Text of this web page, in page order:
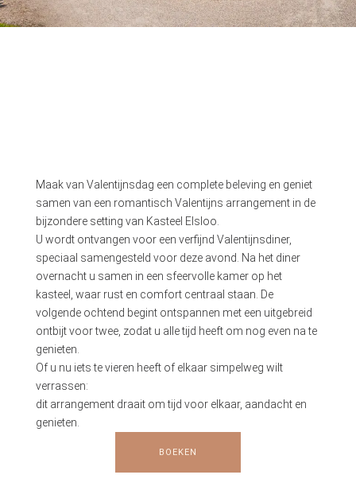
Maak van Valentijnsdag een complete beleving en geniet
samen van een romantisch Valentijns arrangement in de
bijzondere setting van Kasteel Elsloo.
U wordt ontvangen voor een verfijnd Valentijnsdiner,
speciaal samengesteld voor deze avond. Na het diner
overnacht u samen in een sfeervolle kamer op het
kasteel, waar rust en comfort centraal staan. De
volgende ochtend begint ontspannen met een uitgebreid
ontbijt voor twee, zodat u alle tijd heeft om nog even na te
genieten.
Of u nu iets te vieren heeft of elkaar simpelweg wilt
verrassen:
dit arrangement draait om tijd voor elkaar, aandacht en
genieten.
BOEKEN